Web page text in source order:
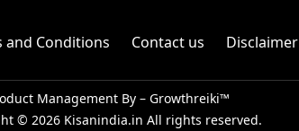
and Conditions Contact us Disclaimer
Management By – Growthreiki™
© 2026 Kisanindia.in All rights reserved.